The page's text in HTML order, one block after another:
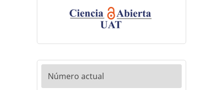
Número actual